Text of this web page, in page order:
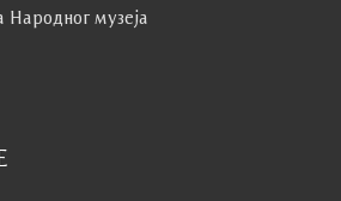
Народног музеја